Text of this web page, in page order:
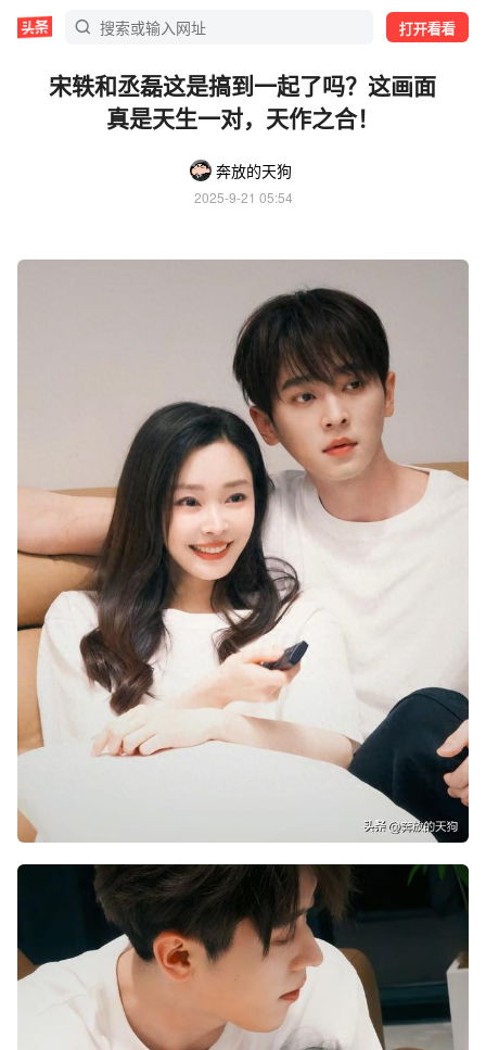
打开看看
宋轶和丞磊这是搞到一起了吗？这画面
真是天生一对，天作之合！
奔放的天狗
2025-9-21 05:54